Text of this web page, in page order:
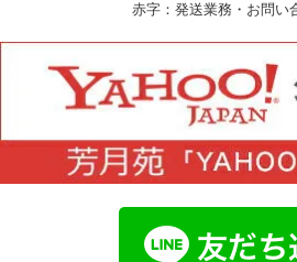
赤字：発送業務・お問い